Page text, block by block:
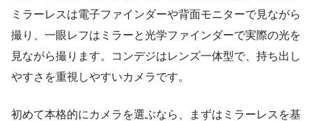
ミラーレスは電子ファインダーや背面モニターで見ながら
撮り、一眼レフはミラーと光学ファインダーで実際の光を
見ながら撮ります。コンデジはレンズ一体型で、持ち出し
やすさを重視しやすいカメラです。
初めて本格的にカメラを選ぶなら、まずはミラーレスを基